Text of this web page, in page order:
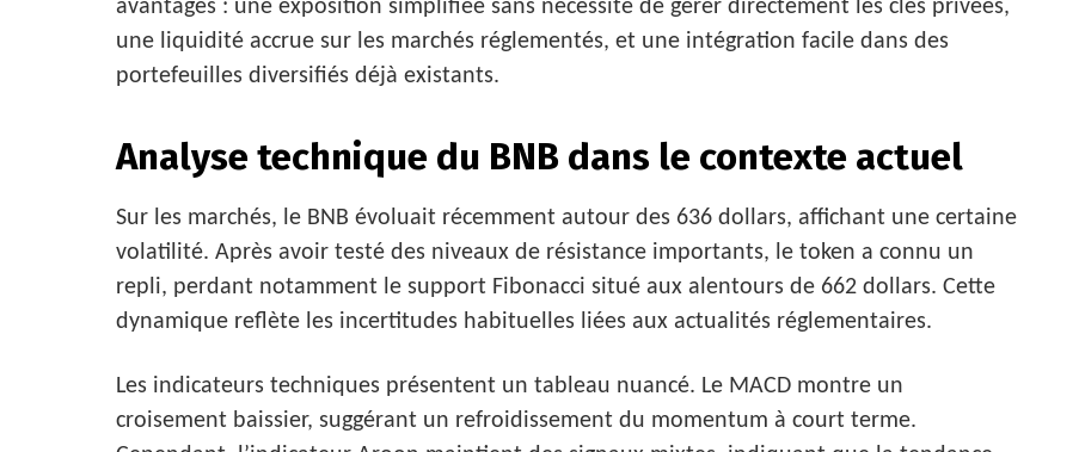
avantages : une exposition simplifiée sans nécessité de gérer directement les clés privées,
une liquidité accrue sur les marchés réglementés, et une intégration facile dans des
portefeuilles diversifiés déjà existants.
Analyse technique du BNB dans le contexte actuel
Sur les marchés, le BNB évoluait récemment autour des 636 dollars, affichant une certaine
volatilité. Après avoir testé des niveaux de résistance importants, le token a connu un
repli, perdant notamment le support Fibonacci situé aux alentours de 662 dollars. Cette
dynamique reflète les incertitudes habituelles liées aux actualités réglementaires.
Les indicateurs techniques présentent un tableau nuancé. Le MACD montre un
croisement baissier, suggérant un refroidissement du momentum à court terme.